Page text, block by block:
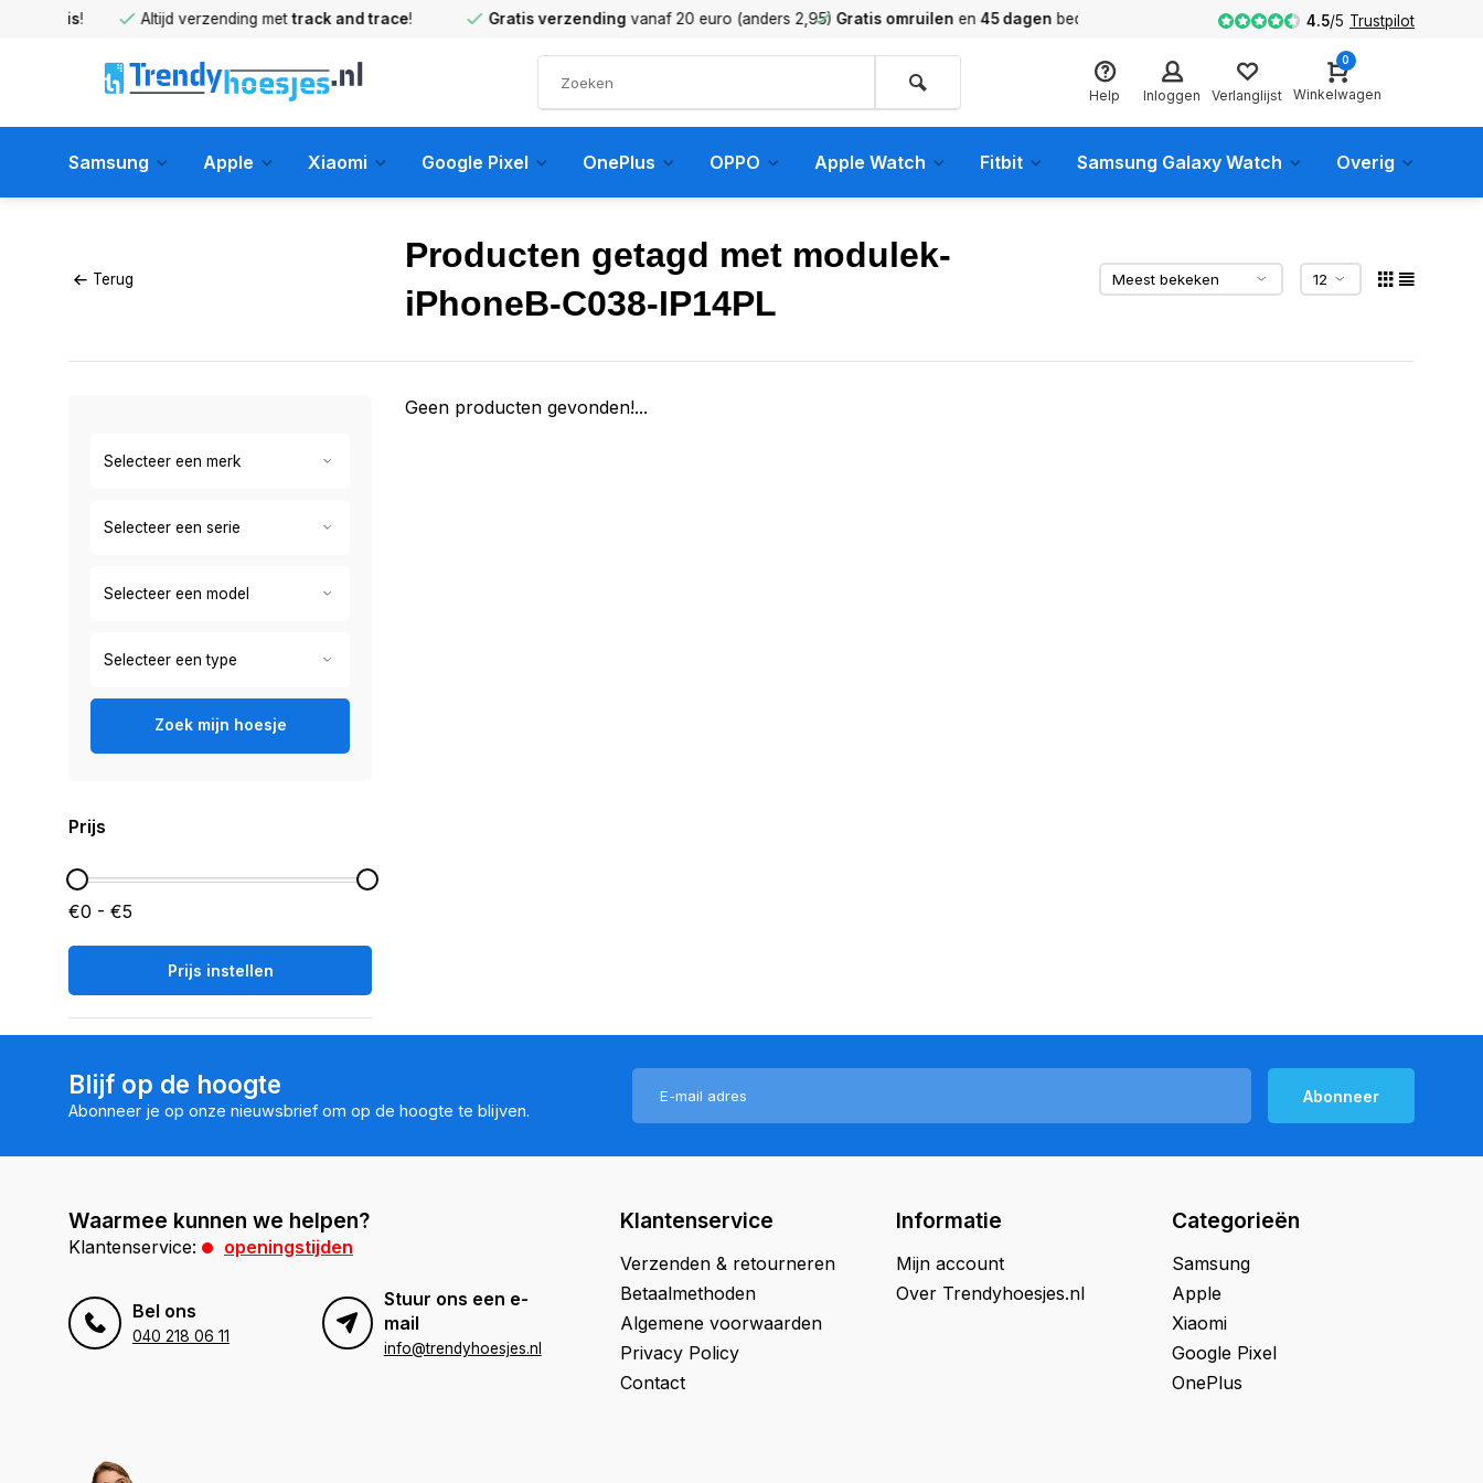
Altijd verzending mettrack and trace! Gratis verzendingvanaf 20 euro (anders 2,95) Gratis omruilenen 45 dagenbedenktijd 4.5/5 Trustpilot
Help Inloggen Verlanglijst
0
Winkelwagen
Samsung Apple Xiaomi Google Pixel OnePlus OPPO Apple Watch Fitbit Samsung Galaxy Watch Overig
Terug
Producten getagd met modulek-
iPhoneB-C038-IP14PL
Zoek mijn hoesje
Prijs
€0 - €5
Prijs instellen
Geen producten gevonden!...
Blijf op de hoogte
Abonneer je op onze nieuwsbrief om op de hoogte te blijven.
Abonneer
Waarmee kunnen we helpen?
Klantenservice: openingstijden
Bel ons
040 218 06 11
Stuur ons een e-
mail
info@trendyhoesjes.nl
Klantenservice
Verzenden & retourneren
Betaalmethoden
Algemene voorwaarden
Privacy Policy
Contact
Informatie
Mijn account
Over Trendyhoesjes.nl
Categorieën
Samsung
Apple
Xiaomi
Google Pixel
OnePlus